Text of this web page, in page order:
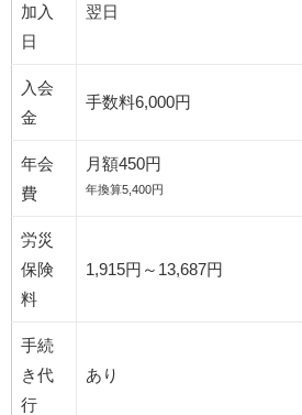
加入
日
翌日
入会
金
手数料6,000円
年会
費
月額450円
年換算5,400円
労災
保険
料
1,915円～13,687円
手続
き代
行
あり